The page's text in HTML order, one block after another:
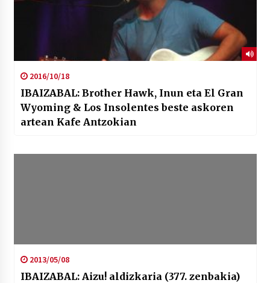
2016/10/18
IBAIZABAL: Brother Hawk, Inun eta El Gran
Wyoming & Los Insolentes beste askoren
artean Kafe Antzokian
2013/05/08
IBAIZABAL: Aizu! aldizkaria (377. zenbakia)